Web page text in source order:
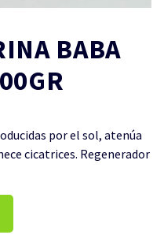
BABA
por el sol, atenúa
cicatrices. Regenerador